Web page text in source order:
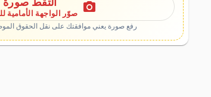
photo_camera صوّر الواجهة الأمامية
رفع صورة يعني موافقتك على نقل الحقوق